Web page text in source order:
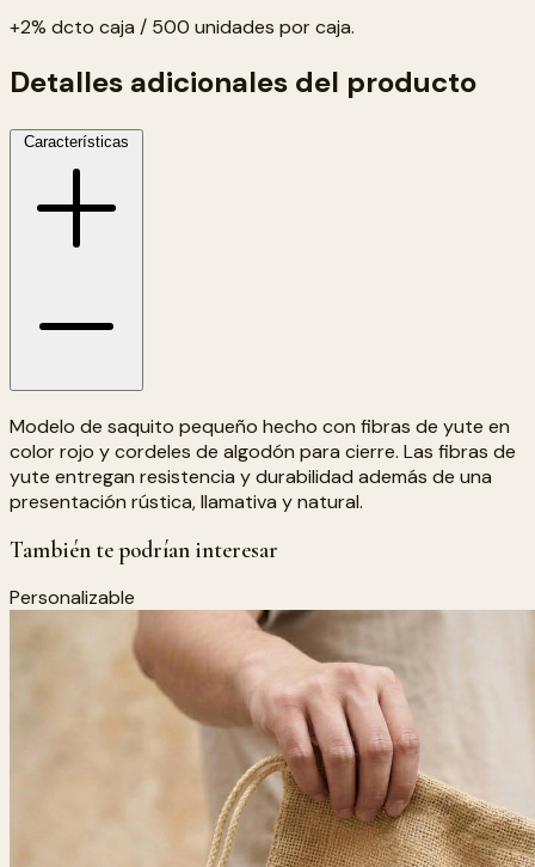
+2% dcto caja / 500 unidades por caja.
Detalles adicionales del producto
Características
Modelo de saquito pequeño hecho con fibras de yute en
color rojo y cordeles de algodón para cierre. Las fibras de
yute entregan resistencia y durabilidad además de una
presentación rústica, llamativa y natural.
También te podrían interesar
Personalizable